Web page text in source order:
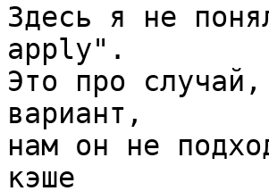
Здесь я не
apply".
Это про
вариант,
нам он не
кэше